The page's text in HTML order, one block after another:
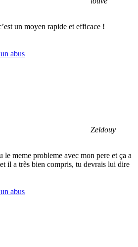
un moyen rapide et efficace !
abus
Zeldouy
le meme probleme avec mon pere et ça a
il a très bien compris, tu devrais lui dire
abus